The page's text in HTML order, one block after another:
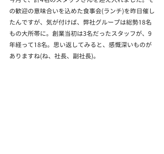
の歓迎の意味合いを込めた食事会(ランチ)を昨日催し
たんですが、気が付けば、弊社グループは総勢18名
もの大所帯に。創業当初は3名だったスタッフが、9
年経って18名。思い返してみると、感慨深いものが
ありますね(ね、社長、副社長)。